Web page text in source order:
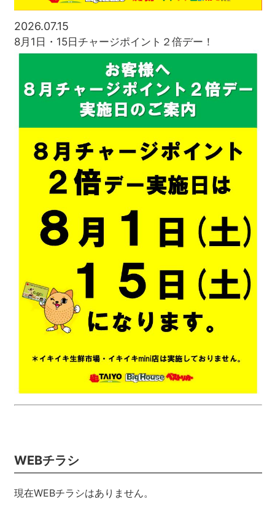
2026.07.15
8月1日・15日チャージポイント２倍デー！
WEBチラシ
現在WEBチラシはありません。